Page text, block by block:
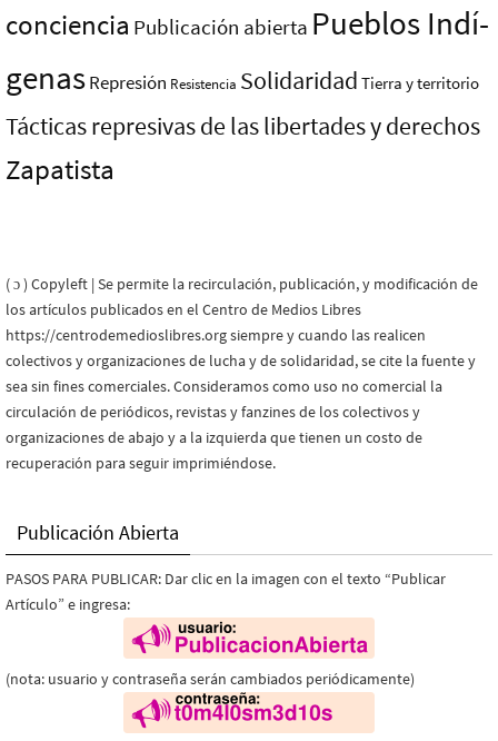
conciencia Publicación abierta Pueblos Indí­
genasRepresión Resistencia Solidaridad Tierra y territorio
Tácticas represivas de las libertades y derechos
Zapatista
( ɔ ) Copyleft | Se permite la recirculación, publicación, y modificación de
los artículos publicados en el Centro de Medios Libres
https://centrodemedioslibres.org siempre y cuando las realicen
colectivos y organizaciones de lucha y de solidaridad, se cite la fuente y
sea sin fines comerciales. Consideramos como uso no comercial la
circulación de periódicos, revistas y fanzines de los colectivos y
organizaciones de abajo y a la izquierda que tienen un costo de
recuperación para seguir imprimiéndose.
Publicación Abierta
PASOS PARA PUBLICAR: Dar clic en la imagen con el texto “Publicar
Artículo” e ingresa:
(nota: usuario y contraseña serán cambiados periódicamente)